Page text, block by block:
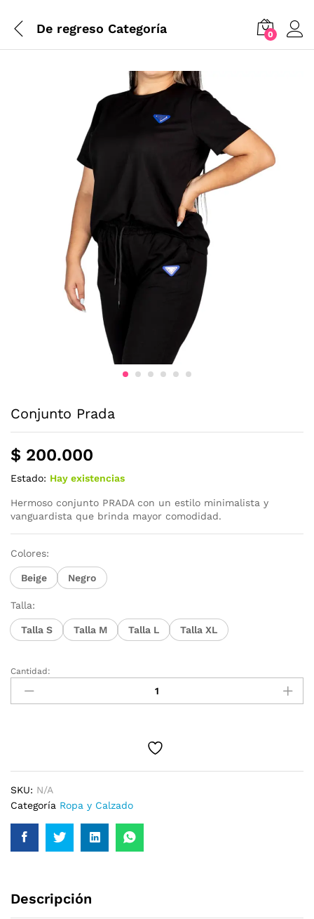
De regreso Categoría 0
Conjunto Prada
$ 200.000
Estado: Hay existencias
Hermoso conjunto PRADA con un estilo minimalista y
vanguardista que brinda mayor comodidad.
Colores:
Beige Negro
Talla:
Talla S Talla M Talla L Talla XL
Conjunto
Prada
cantidad
Cantidad:
SKU: N/A
Categoría Ropa y Calzado
Descripción